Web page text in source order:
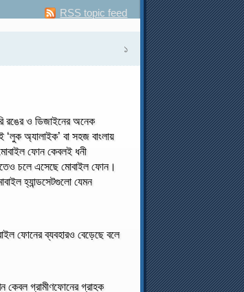
RSS topic feed
১
রঙের ও ডিজাইনের অনেক
‘লুক অ্যালাইক’ বা সহজ বাংলায়
ফোন কেবলই ধনী
চলে এসেছে মোবাইল ফোন।
হ্যান্ডসেটগুলো যেমন
ফোনের ব্যবহারও বেড়েছে বলে
কেবল গ্রামীণফোনের গ্রাহক